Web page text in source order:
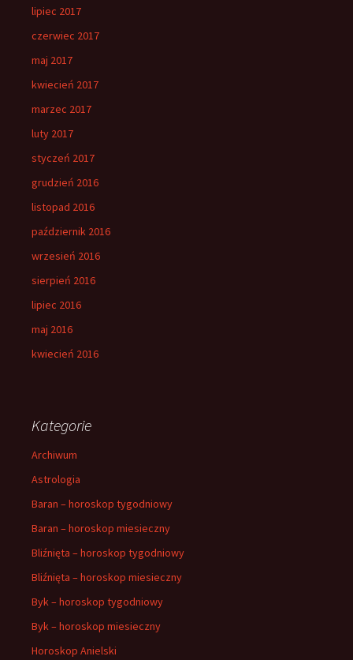
lipiec 2017
czerwiec 2017
maj 2017
kwiecień 2017
marzec 2017
luty 2017
styczeń 2017
grudzień 2016
listopad 2016
październik 2016
wrzesień 2016
sierpień 2016
lipiec 2016
maj 2016
kwiecień 2016
Kategorie
Archiwum
Astrologia
Baran – horoskop tygodniowy
Baran – horoskop miesieczny
Bliźnięta – horoskop tygodniowy
Bliźnięta – horoskop miesieczny
Byk – horoskop tygodniowy
Byk – horoskop miesieczny
Horoskop Anielski